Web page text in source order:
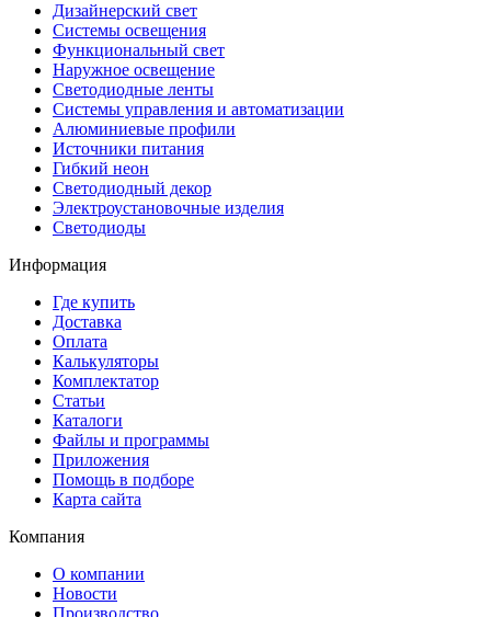
Дизайнерский свет
Системы освещения
Функциональный свет
Наружное освещение
Светодиодные ленты
Системы управления и автоматизации
Алюминиевые профили
Источники питания
Гибкий неон
Светодиодный декор
Электроустановочные изделия
Светодиоды
Информация
Где купить
Доставка
Оплата
Калькуляторы
Комплектатор
Статьи
Каталоги
Файлы и программы
Приложения
Помощь в подборе
Карта сайта
Компания
О компании
Новости